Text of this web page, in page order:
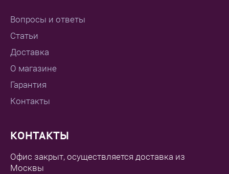
Вопросы и ответы
Статьи
Доставка
О магазине
Гарантия
Контакты
КОНТАКТЫ
Офис закрыт, осуществляется доставка из
Москвы